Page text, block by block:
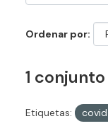
Ordenar por
1
Etiquetas: covid